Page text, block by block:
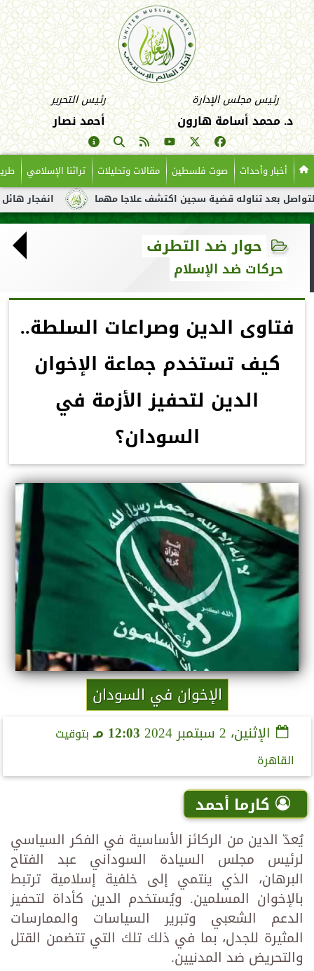
رئيس مجلس الإدارة
د. محمد أسامة هارون
رئيس التحرير
أحمد نصار
أخبار وأحداث صوت فلسطين مقالات وتحليلات تراثنا الإسلامي
انفجار هائل لناقلة نفط قضية سجين اكتشف علاجا مهما
حوار ضد التطرف
حركات ضد الإسلام
فتاوى الدين وصراعات السلطة..
كيف تستخدم جماعة الإخوان
الدين لتحفيز الأزمة في
السودان؟
الإخوان في السودان
الإثنين، 2 سبتمبر 2024 12:03 مـ
بتوقيت
القاهرة
كارما أحمد
يُعدّ الدين من الركائز الأساسية في الفكر السياسي
لرئيس مجلس السيادة السوداني عبد الفتاح
البرهان، الذي ينتمي إلى خلفية إسلامية ترتبط
بالإخوان المسلمين. ويُستخدم الدين كأداة لتحفيز
الدعم الشعبي وتبرير السياسات والممارسات
المثيرة للجدل، بما في ذلك تلك التي تتضمن القتل
والتحريض ضد المدنيين.